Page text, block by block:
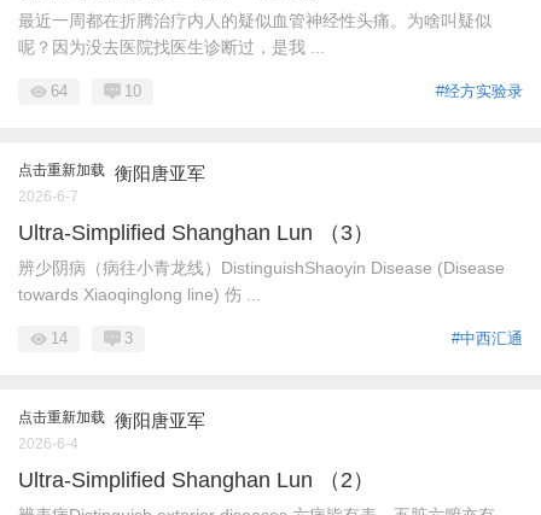
最近一周都在折腾治疗内人的疑似血管神经性头痛。为啥叫疑似
呢？因为没去医院找医生诊断过，是我 ...
#经方实验录
64 10
点击重新加载 衡阳唐亚军
2026-6-7
Ultra-Simplified Shanghan Lun （3）
辨少阴病（病往小青龙线）DistinguishShaoyin Disease (Disease
towards Xiaoqinglong line) 伤 ...
#中西汇通
14 3
点击重新加载 衡阳唐亚军
2026-6-4
Ultra-Simplified Shanghan Lun （2）